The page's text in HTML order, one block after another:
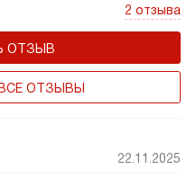
2 отзыва
ОТЗЫВ
ОТЗЫВЫ
22.11.2025